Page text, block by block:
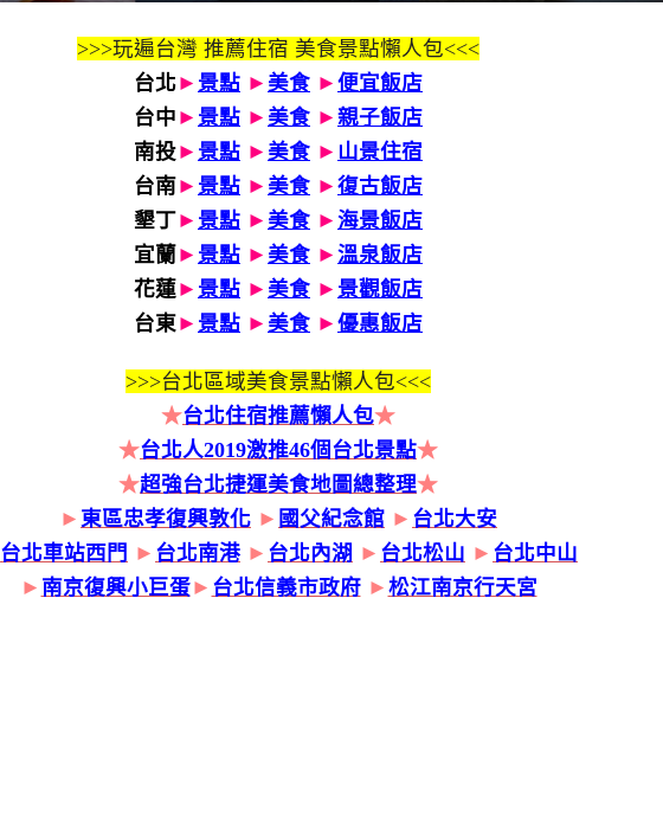
>>>玩遍台灣 推薦住宿 美食景點懶人包<<<
台北► 景點 ► 美食 ► 便宜飯店
台中 ► 景點 ► 美食 ► 親子飯店
南投► 景點 ► 美食 ► 山景住宿
台南► 景點 ► 美食 ► 復古飯店
墾丁► 景點 ► 美食 ► 海景飯店
宜蘭 ► 景點 ► 美食 ► 溫泉飯店
花蓮► 景點 ► 美食 ► 景觀飯店
台東► 景點 ► 美食 ► 優惠飯店
>>>台北區域美食景點懶人包<<<
★台北住宿推薦懶人包★
★台北人2019激推46個台北景點★
★超強台北捷運美食地圖總整理★
► 東區忠孝復興敦化 ► 國父紀念館 ► 台北大安
台北車站西門 ► 台北南港 ► 台北內湖 ► 台北松山 ► 台北中山
► 南京復興小巨蛋► 台北信義市政府► 松江南京行天宮